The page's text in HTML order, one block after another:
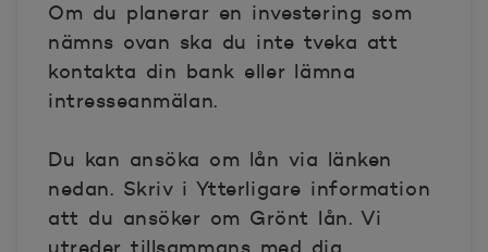
Om du planerar en investering som
nämns ovan ska du inte tveka att
kontakta din bank eller lämna
intresseanmälan.
Du kan ansöka om lån via länken
nedan. Skriv i Ytterligare information
att du ansöker om Grönt lån. Vi